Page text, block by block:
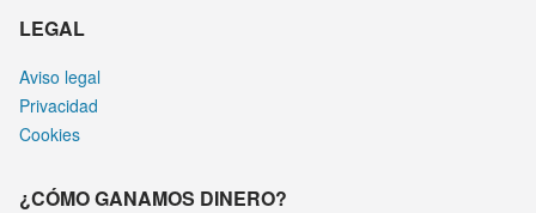
LEGAL
Aviso legal
Privacidad
Cookies
¿CÓMO GANAMOS DINERO?